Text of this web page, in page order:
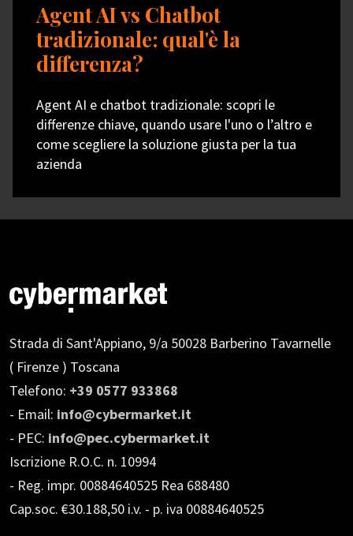
Agent AI vs Chatbot
tradizionale: qual'è la
differenza?
Agent AI e chatbot tradizionale: scopri le
differenze chiave, quando usare l'uno o l’altro e
come scegliere la soluzione giusta per la tua
azienda
Strada di Sant'Appiano, 9/a 50028 Barberino Tavarnelle
( Firenze ) Toscana
Telefono: +39 0577 933868
- Email: info@cybermarket.it
- PEC: info@pec.cybermarket.it
Iscrizione R.O.C. n. 10994
- Reg. impr. 00884640525 Rea 688480
Cap.soc. €30.188,50 i.v. - p. iva 00884640525